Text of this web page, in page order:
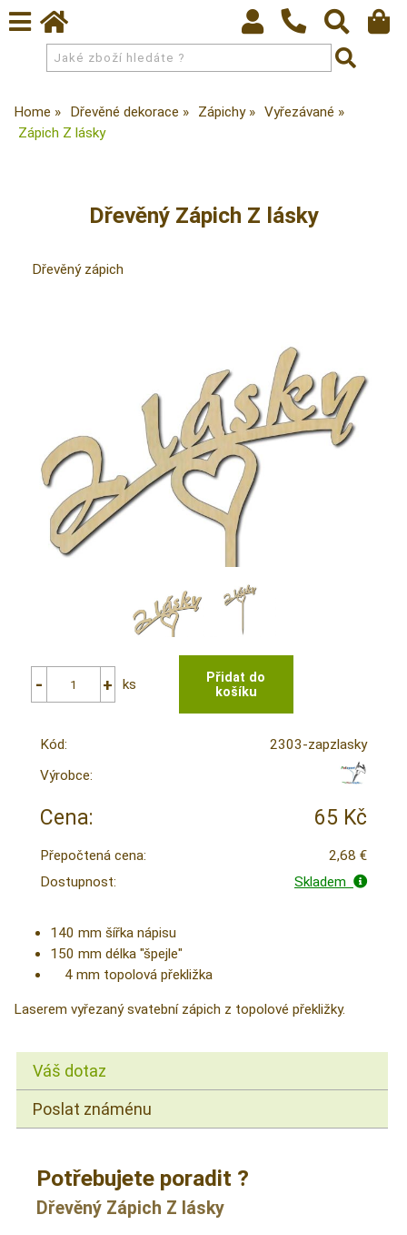
Home Dřevěné dekorace Zápichy
Vyřezávané
Zápich Z lásky
Dřevěný Zápich Z lásky
Dřevěný zápich
ks
Kód:
2303-zapzlasky
Výrobce:
Cena: 65 Kč
Přepočtená cena:
2,68 €
Dostupnost:
Skladem
140 mm šířka nápisu
150 mm délka "špejle"
4 mm topolová překližka
Laserem vyřezaný svatební zápich z topolové překližky.
Váš dotaz
Poslat známénu
Potřebujete poradit ?
Dřevěný Zápich Z lásky